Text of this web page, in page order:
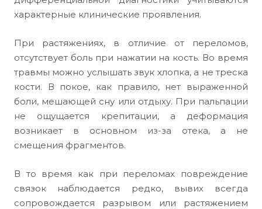
характерные клинические проявления.
При растяжениях, в отличие от переломов,
отсутствует боль при нажатии на кость. Во время
травмы можно услышать звук хлопка, а не треска
кости. В покое, как правило, нет выраженной
боли, мешающей сну или отдыху. При пальпации
не ощущается крепитации, а деформация
возникает в основном из-за отека, а не
смещения фрагментов.
В то время как при переломах повреждение
связок наблюдается редко, вывих всегда
сопровождается разрывом или растяжением